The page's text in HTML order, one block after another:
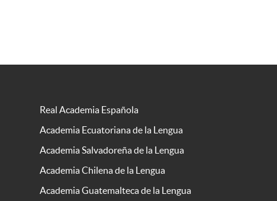
Real Academia Española
Academia Ecuatoriana de la Lengua
Academia Salvadoreña de la Lengua
Academia Chilena de la Lengua
Academia Guatemalteca de la Lengua